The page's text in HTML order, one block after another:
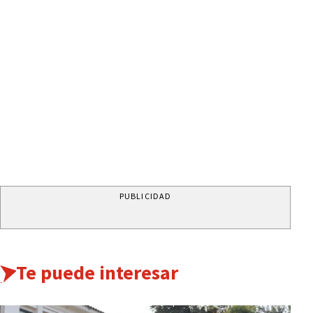
PUBLICIDAD
Te puede interesar